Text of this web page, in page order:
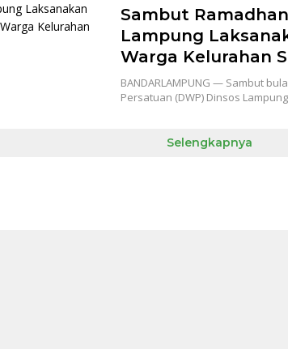
Sambut
Lampung
Warga Kelurahan
BANDARLAMPUNG — Sambut
Persatuan (DWP) Dinsos
Selengkapnya